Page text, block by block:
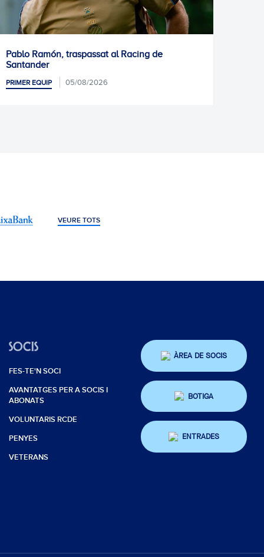
Pablo Ramón, traspassat al Racing de
Santander
PRIMER EQUIP 05/08/2026
VEURE TOTS
SOCIS
FES-TE'N SOCI
AVANTATGES PER A SOCIS I
ABONATS
VOLUNTARIS RCDE
PENYES
VETERANS
ÀREA DE SOCIS
BOTIGA
ENTRADES